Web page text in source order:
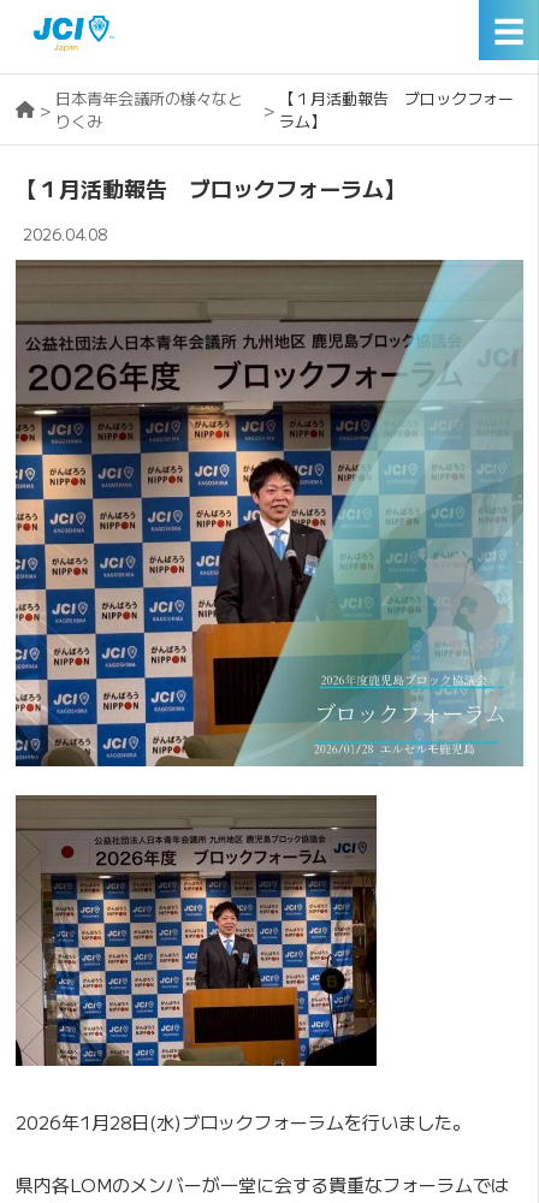
☰
> 日本青年会議所の様々なと
りくみ
>
【１月活動報告 ブロックフォー
ラム】
【１月活動報告 ブロックフォーラム】
2026.04.08
2026年1月28日(水)ブロックフォーラムを行いました。
県内各LOMのメンバーが一堂に会する貴重なフォーラムでは